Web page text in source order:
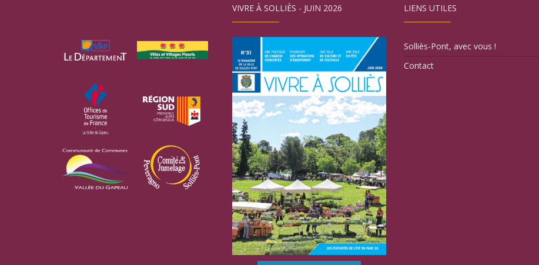
VIVRE À SOLLIÈS - JUIN 2026 LIENS UTILES
Solliès-Pont, avec vous !
Contact